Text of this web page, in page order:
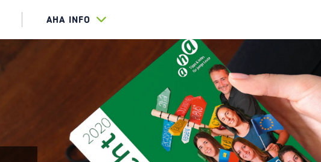
AHA INFO